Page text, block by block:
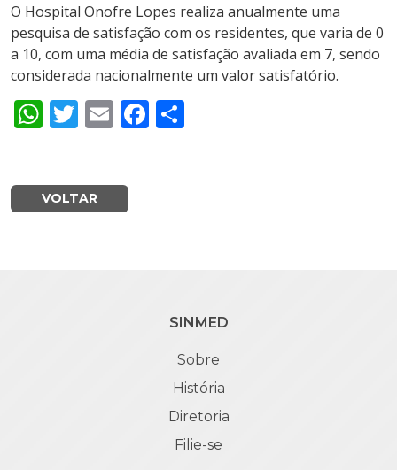
O Hospital Onofre Lopes realiza anualmente uma
pesquisa de satisfação com os residentes, que varia de 0
a 10, com uma média de satisfação avaliada em 7, sendo
considerada nacionalmente um valor satisfatório.
WhatsApp
Twitter
EmailFacebook
VOLTAR
SINMED
Sobre
História
Diretoria
Filie-se